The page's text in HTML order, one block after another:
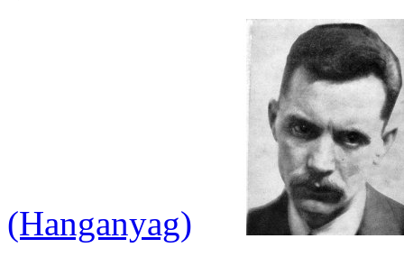
(Hanganyag)